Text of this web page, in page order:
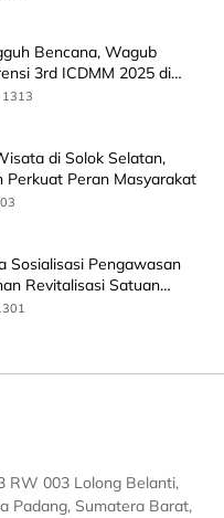
Bencana, Wagub
3rd ICDMM 2025 di
1313
di Solok Selatan,
Perkuat Peran Masyarakat
Sosialisasi Pengawasan
Revitalisasi Satuan
RW 003 Lolong Belanti,
Padang, Sumatera Barat,